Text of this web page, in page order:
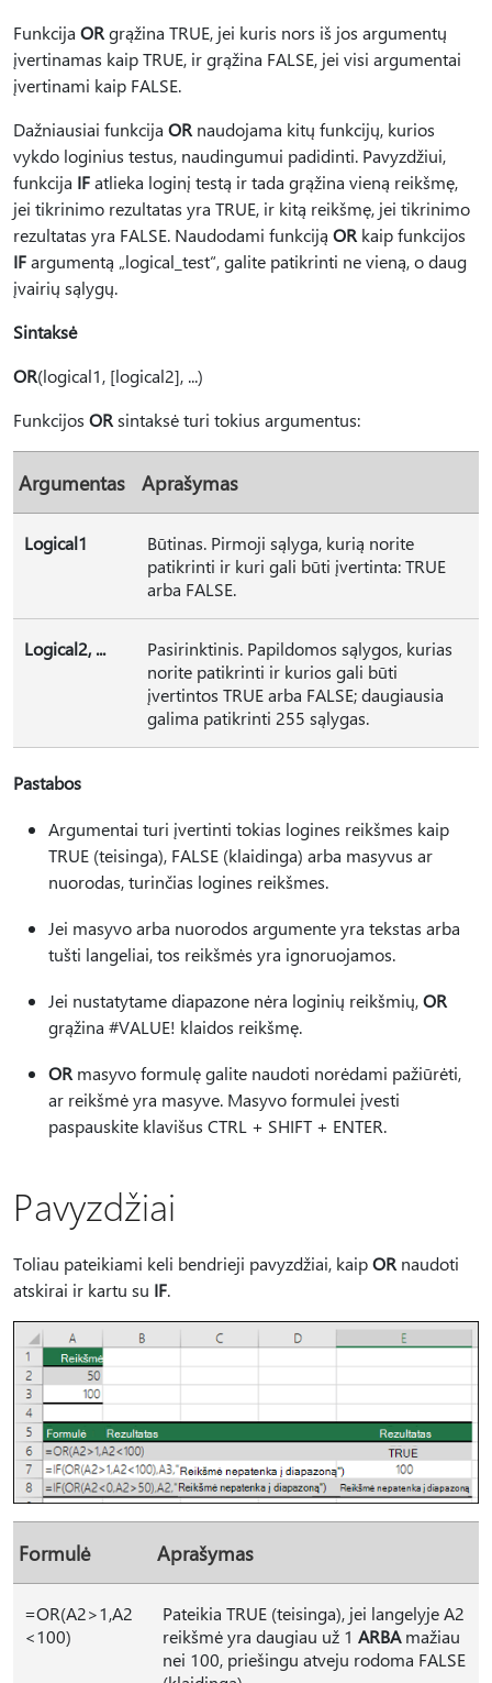
Funkcija ORgrąžina TRUE, jei kuris nors iš jos argumentų
įvertinamas kaip TRUE, ir grąžina FALSE, jei visi argumentai
įvertinami kaip FALSE.
Dažniausiai funkcija OR naudojama kitų funkcijų, kurios
vykdo loginius testus, naudingumui padidinti. Pavyzdžiui,
funkcija IFatlieka loginį testą ir tada grąžina vieną reikšmę,
jei tikrinimo rezultatas yra TRUE, ir kitą reikšmę, jei tikrinimo
rezultatas yra FALSE. Naudodami funkciją OR kaip funkcijos
IFargumentą „logical_test“, galite patikrinti ne vieną, o daug
įvairių sąlygų.
Sintaksė
OR(logical1, [logical2], ...)
Funkcijos ORsintaksė turi tokius argumentus:
Argumentas Aprašymas
Logical1
Būtinas. Pirmoji sąlyga, kurią norite
patikrinti ir kuri gali būti įvertinta: TRUE
arba FALSE.
Logical2, ...
Pasirinktinis. Papildomos sąlygos, kurias
norite patikrinti ir kurios gali būti
įvertintos TRUE arba FALSE; daugiausia
galima patikrinti 255 sąlygas.
Pastabos
Argumentai turi įvertinti tokias logines reikšmes kaip
TRUE (teisinga), FALSE (klaidinga) arba masyvus ar
nuorodas, turinčias logines reikšmes.
Jei masyvo arba nuorodos argumente yra tekstas arba
tušti langeliai, tos reikšmės yra ignoruojamos.
Jei nustatytame diapazone nėra loginių reikšmių,OR
grąžina #VALUE! klaidos reikšmę.
OR masyvo formulę galite naudoti norėdami pažiūrėti,
ar reikšmė yra masyve. Masyvo formulei įvesti
paspauskite klavišus CTRL + SHIFT + ENTER.
Pavyzdžiai
Toliau pateikiami keli bendrieji pavyzdžiai, kaipOR naudoti
atskirai ir kartu su IF.
Formulė Aprašymas
=OR(A2>1,A2
<100)
Pateikia TRUE (teisinga), jei langelyje A2
reikšmė yra daugiau už 1 ARBAmažiau
nei 100, priešingu atveju rodoma FALSE